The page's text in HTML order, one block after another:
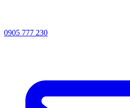
0905 777 230